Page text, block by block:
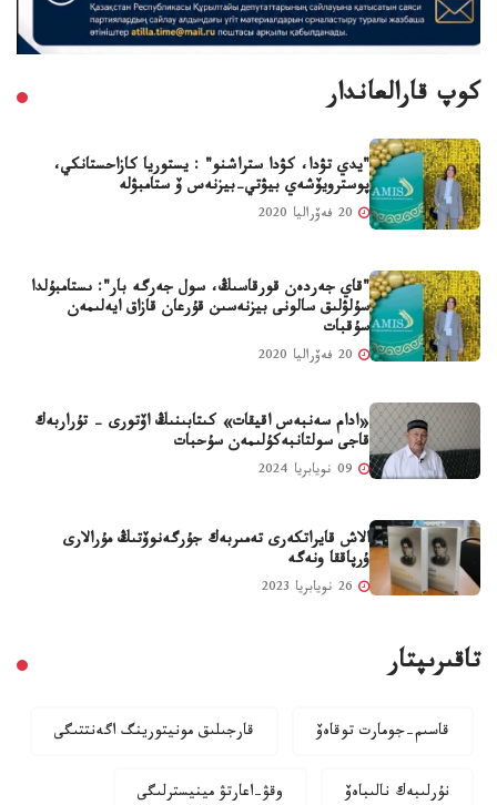
كوپ قارالعاندار
"يدي تۋدا، كۋدا ستراشنو" : يستوريا كازاحستانكي،
پوسترويۆشەي بيۋتي-بيزنەس ۆ ستامبۋلە
"قاي جەردەن قورقاسىڭ، سول جەرگە بار": ىستامبۇلدا
سۇلۋلىق سالونى بيزنەسىن قۇرعان قازاق ايەلىمەن
سۇقبات
«ادام سەنبەس اقيقات» كىتابىنىڭ اۆتورى - تۇراربەك
قاجى سولتانبەكۇلىمەن سۇحبات
الاش قايراتكەرى تەمىربەك جۇرگەنوۆتىڭ مۇرالارى
ۇرپاققا ونەگە
تاقىرىپتار
قاسىم-جومارت توقاەۆ قارجىلىق مونيتورينگ اگەنتتىگى
نۇرلىبەك نالىباەۆ وقۋ-اعارتۋ مينيسترلىگى